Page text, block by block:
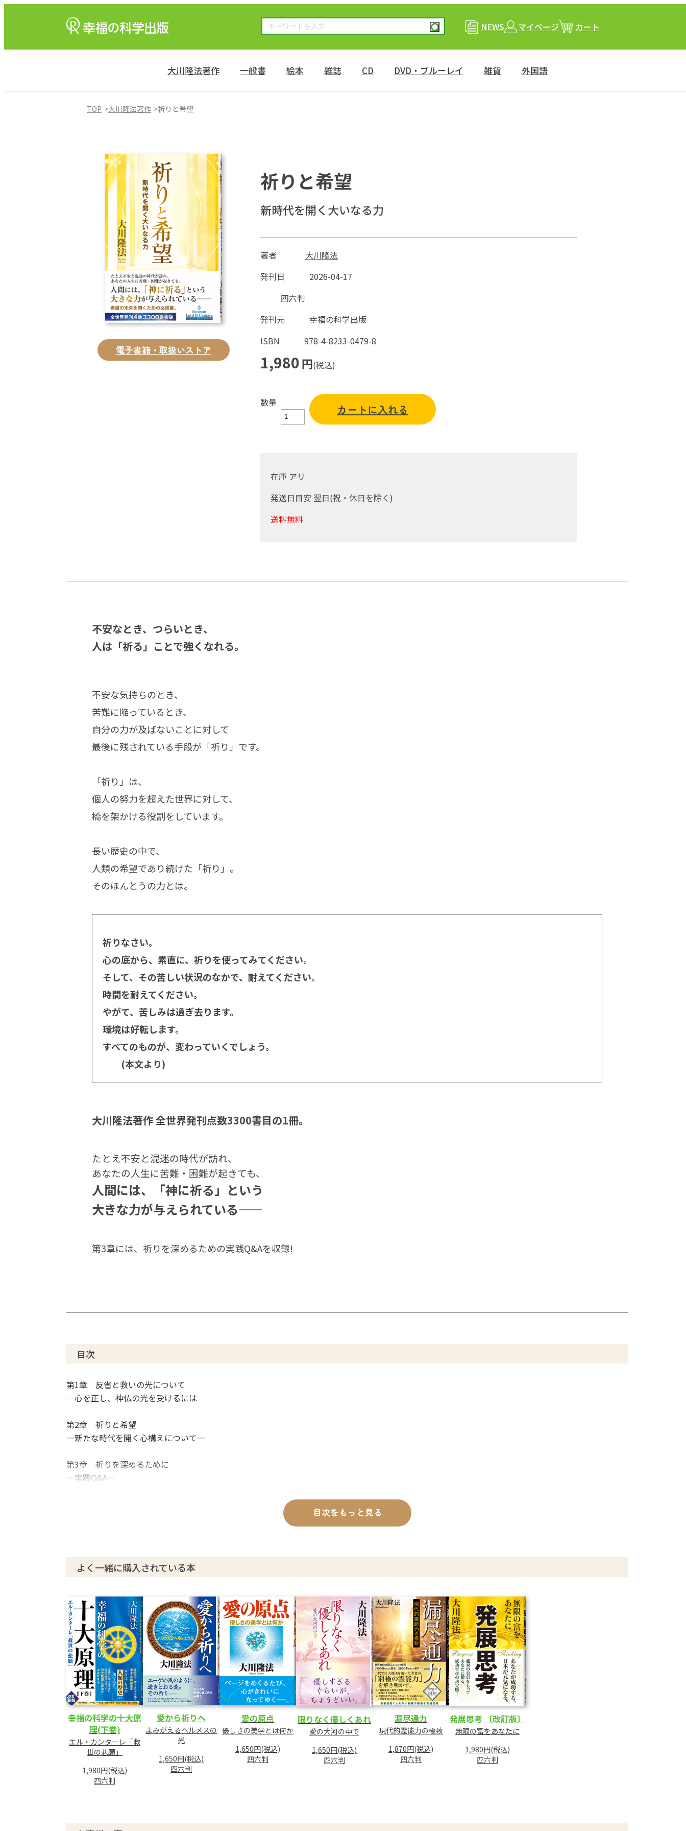
NEWS マイページ カート
大川隆法著作 一般書 絵本 雑誌 CD DVD・ブルーレイ 雑貨 外国語
TOP 大川隆法著作 祈りと希望
電子書籍・取扱いストア
祈りと希望
新時代を開く大いなる力
著者
大川隆法
発刊日
2026-04-17
四六判
発刊元
幸福の科学出版
ISBN
978-4-8233-0479-8
1,980円(税込)
数量
カートに入れる
在庫 アリ
発送日目安 翌日(祝・休日を除く)
送料無料
不安なとき、つらいとき、
人は「祈る」ことで強くなれる。
不安な気持ちのとき、
苦難に陥っているとき、
自分の力が及ばないことに対して
最後に残されている手段が「祈り」です。
「祈り」は、
個人の努力を超えた世界に対して、
橋を架かける役割をしています。
長い歴史の中で、
人類の希望であり続けた「祈り」。
そのほんとうの力とは。
祈りなさい。
心の底から、素直に、祈りを使ってみてください。
そして、その苦しい状況のなかで、耐えてください。
時間を耐えてください。
やがて、苦しみは過ぎ去ります。
環境は好転します。
すべてのものが、変わっていくでしょう。
(本文より)
大川隆法著作 全世界発刊点数3300書目の1冊。
たとえ不安と混迷の時代が訪れ、
あなたの人生に苦難・困難が起きても、
人間には、「神に祈る」という
大きな力が与えられている——
第3章には、祈りを深めるための実践Q&Aを収録!
目次
第1章 反省と救いの光について
─心を正し、神仏の光を受けるには─
第2章 祈りと希望
―新たな時代を開く心構えについて―
第3章 祈りを深めるために
―実践Q&A―
目次をもっと見る
よく一緒に購入されている本
幸福の科学の十大原
理(下巻)
エル・カンターレ「救
世の悲願」
1,980円(税込)
四六判
愛から祈りへ
よみがえるヘルメスの
光
1,650円(税込)
四六判
愛の原点
優しさの美学とは何か
1,650円(税込)
四六判
限りなく優しくあれ
愛の大河の中で
1,650円(税込)
四六判
漏尽通力
現代的霊能力の極致
1,870円(税込)
四六判
発展思考 〔改訂版〕
無限の富をあなたに
1,980円(税込)
四六判